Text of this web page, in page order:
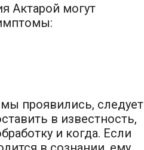
Актарой могут
проявились, следует
в известность,
и когда. Если